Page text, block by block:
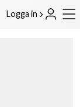
Logga in